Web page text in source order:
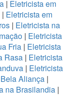
| Eletricista em
| Eletricista em
| Eletricista na
| Eletricista
Fria | Eletricista
Rasa | Eletricista
| Eletricista
Aliança |
na Brasilandia |